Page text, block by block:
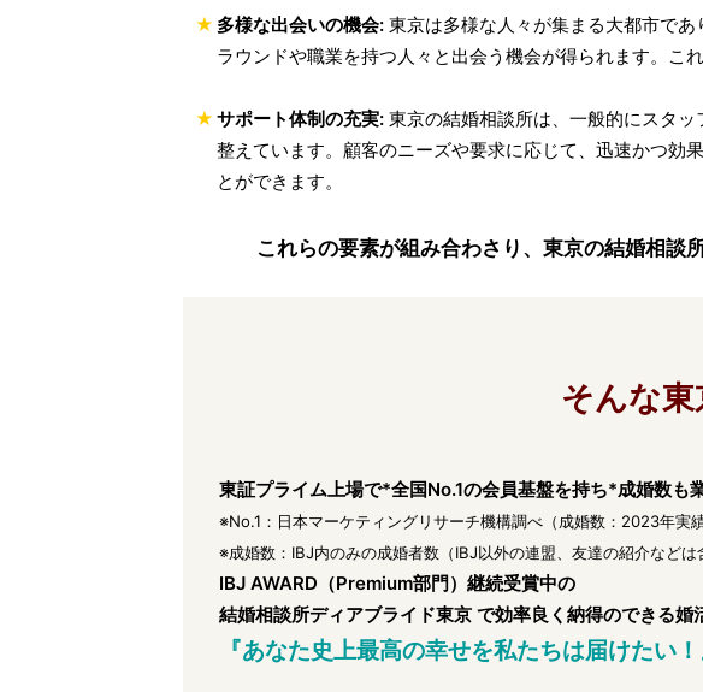
多様な出会いの機会: 東京は多様な人々が集まる大都市で
ラウンドや職業を持つ人々と出会う機会が得られます。こ
サポート体制の充実: 東京の結婚相談所は、一般的にスタ
整えています。顧客のニーズや要求に応じて、迅速かつ効
とができます。
これらの要素が組み合わさり、東京の結婚相談
そんな
東証プライム上場で*全国No.1の会員基盤を持ち*成婚数も
※No.1：日本マーケティングリサーチ機構調べ（成婚数：2023年実
※成婚数：IBJ内のみの成婚者数（IBJ以外の連盟、友達の紹介などは
IBJ AWARD（Premium部門）継続受賞中の
結婚相談所ディアブライド東京 で効率良く納得のできる
『あなた史上最高の幸せを私たちは届けたい！